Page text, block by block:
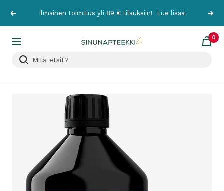
sisältöön
EdellinenIlmainen toimitus yli 89 € tilauksiin! Lue lisää
Navigaatio Sinunapteekki.fi
0